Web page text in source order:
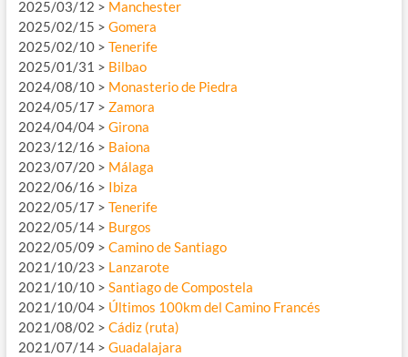
2025/03/12 > Manchester
2025/02/15 > Gomera
2025/02/10 > Tenerife
2025/01/31 > Bilbao
2024/08/10 > Monasterio de Piedra
2024/05/17 > Zamora
2024/04/04 > Girona
2023/12/16 > Baiona
2023/07/20 > Málaga
2022/06/16 > Ibiza
2022/05/17 > Tenerife
2022/05/14 > Burgos
2022/05/09 > Camino de Santiago
2021/10/23 > Lanzarote
2021/10/10 > Santiago de Compostela
2021/10/04 > Últimos 100km del Camino Francés
2021/08/02 > Cádiz (ruta)
2021/07/14 > Guadalajara